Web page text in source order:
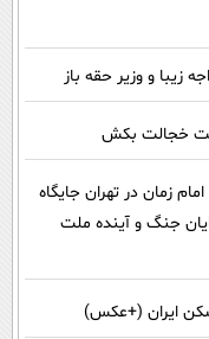
زیبا و وزیر حقه باز
خجالت بکش
زمان در تهران جایگاه
جنگ و آینده ملت
ایران (+عکس)